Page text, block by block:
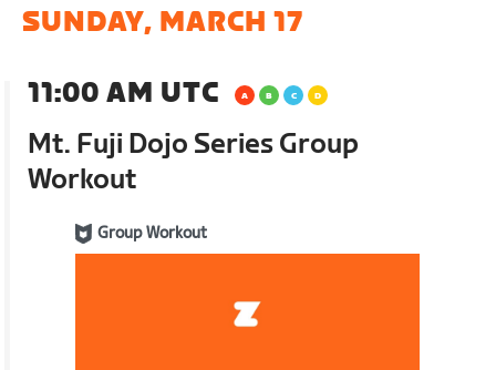
SUNDAY, MARCH 17
11:00 AM UTC
Mt. Fuji Dojo Series Group
Workout
Group Workout